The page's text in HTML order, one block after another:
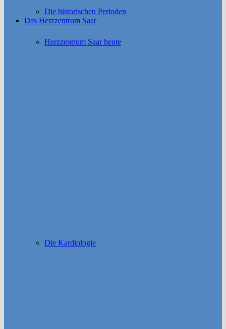
Die historischen Perioden
Das Herzzentrum Saar
Herzzentrum Saar heute
Die Kardiologie